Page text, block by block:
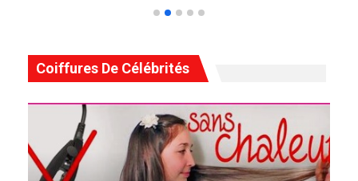
Coiffures De Célébrités